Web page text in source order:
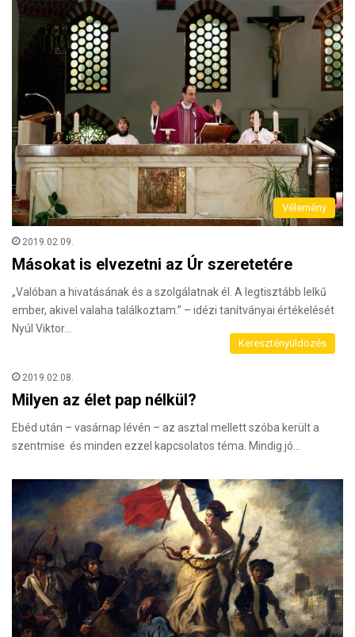
Vélemény
2019.02.09.
Másokat is elvezetni az Úr szeretetére
„Valóban a hivatásának és a szolgálatnak él. A legtisztább lelkű
ember, akivel valaha találkoztam.” – idézi tanítványai értékelését
Nyúl Viktor…
Keresztényüldözés
2019.02.08.
Milyen az élet pap nélkül?
Ebéd után – vasárnap lévén – az asztal mellett szóba került a
szentmise és minden ezzel kapcsolatos téma. Mindig jó…